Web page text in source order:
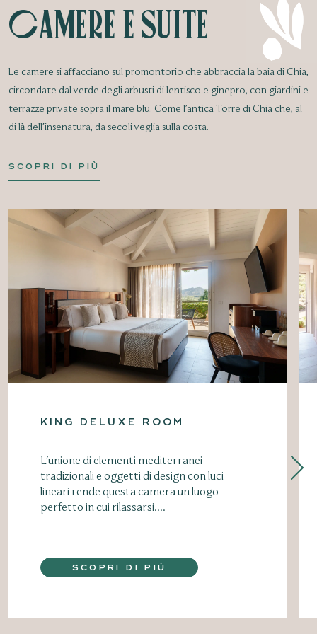
Camere e Suite
Le camere si affacciano sul promontorio che abbraccia la baia di Chia,
circondate dal verde degli arbusti di lentisco e ginepro, con giardini e
terrazze private sopra il mare blu. Come l’antica Torre di Chia che, al
di là dell'insenatura, da secoli veglia sulla costa.
SCOPRI DI PIÙ
KING DELUXE ROOM
L’unione di elementi mediterranei
tradizionali e oggetti di design con luci
lineari rende questa camera un luogo
perfetto in cui rilassarsi....
SCOPRI DI PIÙ